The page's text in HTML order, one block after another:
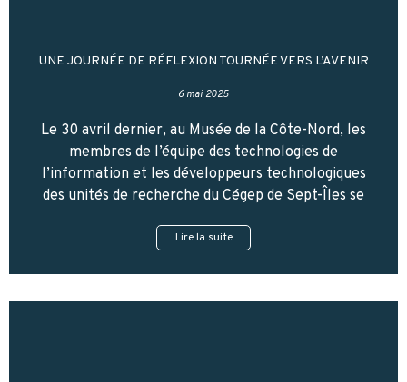
UNE JOURNÉE DE RÉFLEXION TOURNÉE VERS L’AVENIR
6 mai 2025
Le 30 avril dernier, au Musée de la Côte-Nord, les
membres de l’équipe des technologies de
l’information et les développeurs technologiques
des unités de recherche du Cégep de Sept-Îles se
Lire la suite